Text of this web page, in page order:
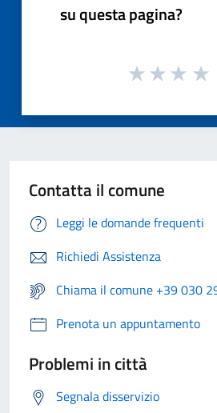
su questa pagina?
Contatta il comune
Leggi le domande frequenti
Richiedi Assistenza
Chiama il comune +39 030
Prenota un appuntamento
Problemi in città
Segnala disservizio